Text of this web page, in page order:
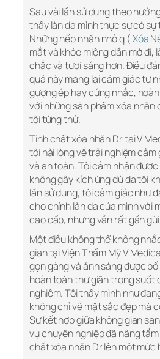
Sau vài lần sử dụng theo
thấy làn da mình thực sự có sự
Những nếp nhăn nhỏ q (Xóa
mắt và khóe miệng dần mờ đi,
chắc và tươi sáng hơn. Điều
quả này mang lại cảm giác tự
gượng ép hay cứng nhắc,
với những sản phẩm xóa nhăn
tôi từng thử.
Tinh chất xóa nhăn Dr tại V
tôi hài lòng về trải nghiệm
và an toàn. Tôi cảm nhận được
không gây kích ứng dù da tôi
lần sử dụng, tôi cảm giác như
cho chính làn da của mình với
cao cấp, nhưng vẫn rất gần
Một điều không thể không
gian tại Viện Thẩm Mỹ V
gọn gàng và ánh sáng được
hoàn toàn thư giãn trong suốt
nghiệm. Tôi thấy mình như
không chỉ về mặt sắc đẹp mà
Sự kết hợp giữa không gian
vụ chuyên nghiệp đã nâng
chất xóa nhăn Dr lên một mức